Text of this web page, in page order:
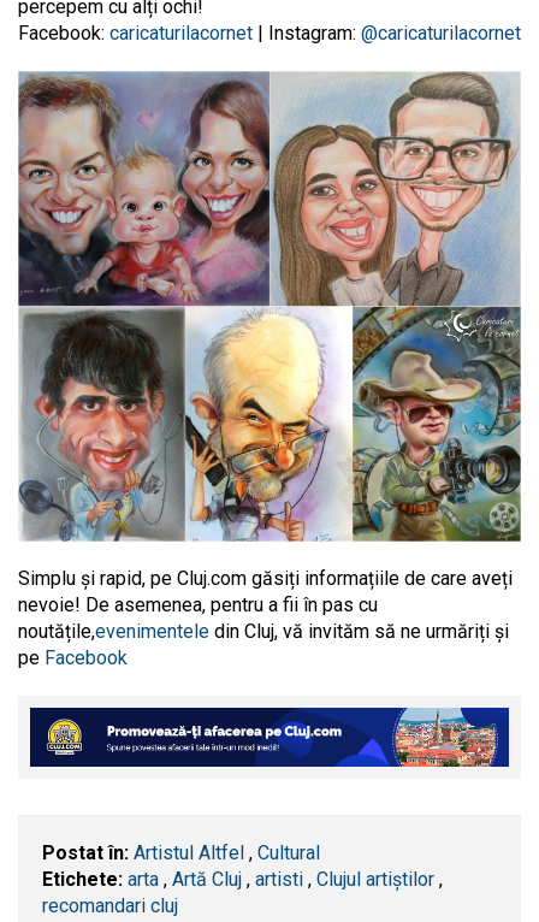
percepem cu alți ochi!
Facebook: caricaturilacornet | Instagram: @caricaturilacornet
Simplu și rapid, pe Cluj.com găsiți informațiile de care aveți
nevoie! De asemenea, pentru a fii în pas cu
noutățile,evenimentele din Cluj, vă invităm să ne urmăriți și
pe Facebook
Postat în: Artistul Altfel , Cultural
Etichete: arta , Artă Cluj , artisti , Clujul artiștilor ,
recomandari cluj